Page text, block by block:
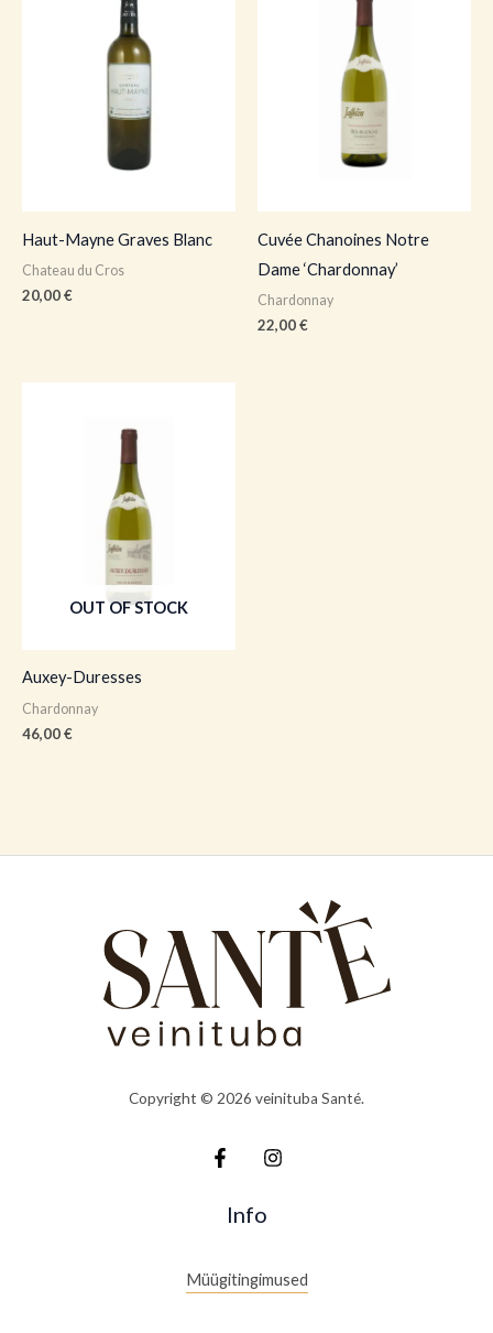
Haut-Mayne Graves Blanc
Chateau du Cros
20,00€
Cuvée Chanoines Notre
Dame ‘Chardonnay’
Chardonnay
22,00€
OUT OF STOCK
Auxey-Duresses
Chardonnay
46,00€
Copyright © 2026 veinituba Santé.
Info
Müügitingimused